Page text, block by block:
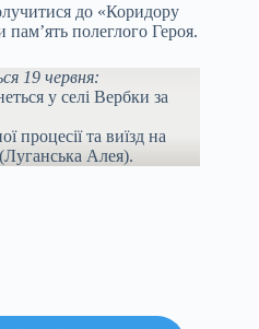
до «Коридору
полеглого Героя.
19 червня:
у селі Вербки за
та виїзд на
Алея).